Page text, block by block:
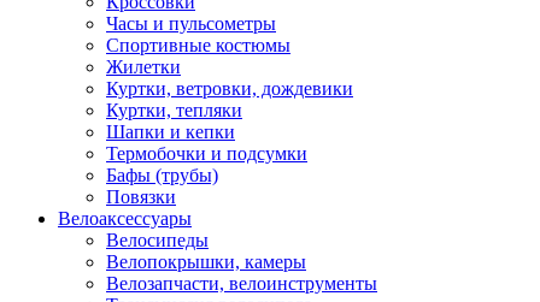
Часы и пульсометры
Спортивные костюмы
Жилетки
Куртки, ветровки, дождевики
Куртки, тепляки
Шапки и кепки
Термобочки и подсумки
Бафы (трубы)
Повязки
Велоаксессуары
Велосипеды
Велопокрышки, камеры
Велозапчасти, велоинструменты